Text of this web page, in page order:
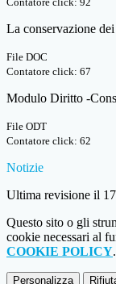
La conservazione
File DOC
Contatore click: 67
Modulo Diritto -
File ODT
Contatore click: 62
Notizie
Ultima revisione il
Questo sito o gli
cookie necessari al
COOKIE POLICY.
Personalizza